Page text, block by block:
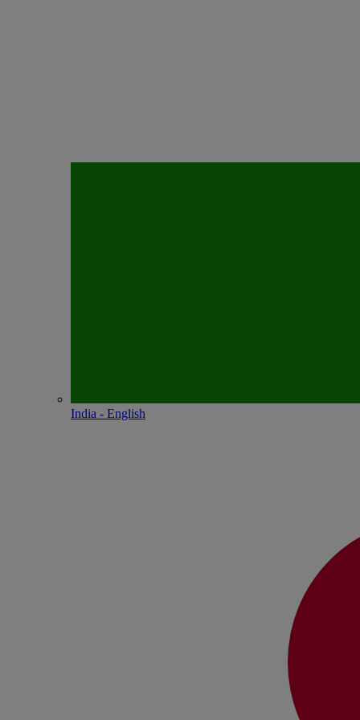
India - English